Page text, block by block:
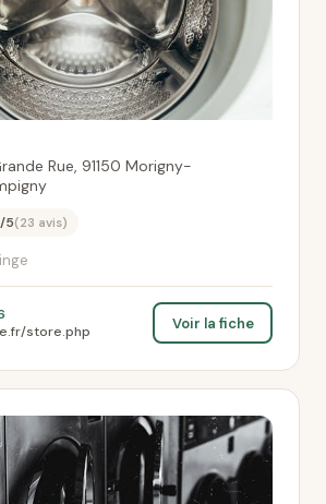
Rue, 91150 Morigny-
5(23 avis)
store.php
Voir la fiche